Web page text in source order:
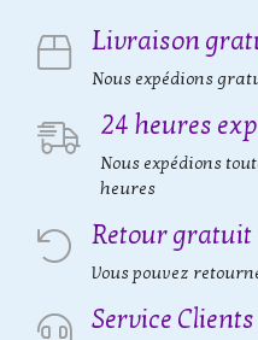
Livraison
Nous expédions
24 heures
Nous expédions
heures
Retour gratuit
Vous pouvez
Service Clients